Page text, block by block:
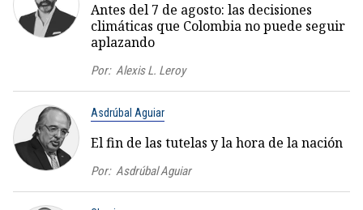
Antes del 7 de agosto: las decisiones
climáticas que Colombia no puede seguir
aplazando
Por: Alexis L. Leroy
Asdrúbal Aguiar
El fin de las tutelas y la hora de la nación
Por: Asdrúbal Aguiar